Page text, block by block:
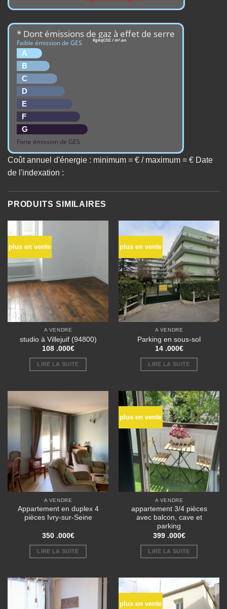
* Dont émissions de gaz à effet de serre
Faible émission de GES
A
B
C
D
E
F
G
Forte émission de GES
KgéqCO2 / m².an
Coût annuel d'énergie : minimum = € / maximum = € Date
de l'indexation :
PRODUITS SIMILAIRES
plus en vente
A VENDRE
studio à Villejuif (94800)
108 .000€
LIRE LA SUITE
plus en vente
A VENDRE
Parking en sous-sol
14 .000€
LIRE LA SUITE
A VENDRE
Appartement en duplex 4
pièces Ivry-sur-Seine
350 .000€
LIRE LA SUITE
plus en vente
A VENDRE
appartement 3/4 pièces
avec balcon, cave et
parking
399 .000€
LIRE LA SUITE
plus en vente